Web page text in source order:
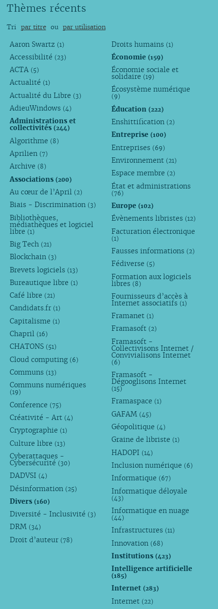
Thèmes récents
Tri par titre ou par utilisation
Aaron Swartz (1)
Accessibilité (23)
ACTA (5)
Actualité (1)
Actualité du Libre (3)
AdieuWindows (4)
Administrations et
collectivités (244)
Algorithme (8)
Aprilien (7)
Archive (8)
Associations (200)
Au cœur de l’April (2)
Biais - Discrimination (3)
Bibliothèques,
médiathèques et logiciel
libre (1)
Big Tech (21)
Blockchain (3)
Brevets logiciels (13)
Bureautique libre (1)
Café libre (21)
Candidats.fr (1)
Capitalisme (1)
Chapril (16)
CHATONS (51)
Cloud computing (6)
Communs (13)
Communs numériques
(19)
Conference (75)
Créativité - Art (4)
Cryptographie (1)
Culture libre (13)
Cyberattaques -
Cybersécurité (30)
DADVSI (4)
Désinformation (25)
Divers (160)
Diversité - Inclusivité (3)
DRM (34)
Droit d’auteur (78)
Droits humains (1)
Économie(159)
Économie sociale et
solidaire (19)
Écosystème numérique
(9)
Éducation(222)
Enshittification (2)
Entreprise(100)
Entreprises (69)
Environnement (21)
Espace membre (2)
État et administrations
(76)
Europe(102)
Évènements libristes (12)
Facturation électronique
(1)
Fausses informations (2)
Fédiverse (5)
Formation aux logiciels
libres (8)
Fournisseurs d’accès à
Internet associatifs (1)
Framanet (1)
Framasoft (2)
Framasoft -
Collectivisons Internet /
Convivialisons Internet
(6)
Framasoft -
Dégooglisons Internet
(15)
Framaspace (1)
GAFAM (45)
Géopolitique (4)
Graine de libriste (1)
HADOPI (14)
Inclusion numérique (6)
Informatique (67)
Informatique déloyale
(43)
Informatique en nuage
(44)
Infrastructures (11)
Innovation (68)
Institutions(423)
Intelligence artificielle
(185)
Internet(283)
Internet (22)